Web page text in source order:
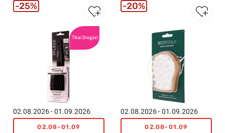
Tikai Drogās!
02.08.2026 - 01.09.2026
02.08-01.09
25%
02.08.2026 - 01.09.2026
02.08-01.09
20%